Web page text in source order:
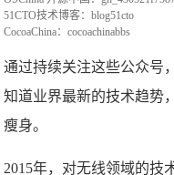
51CTO技术博客：blog51cto
CocoaChina：cocoachinabbs
通过持续关注这些公众号
知道业界最新的技术趋势
瘦身。
2015年，对无线领域的技